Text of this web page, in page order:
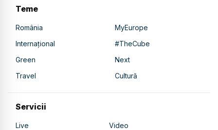
Teme
România
MyEurope
Internațional
#TheCube
Green
Next
Travel
Cultură
Servicii
Live
Video